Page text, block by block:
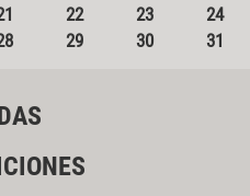
22 23
24
29 30 31